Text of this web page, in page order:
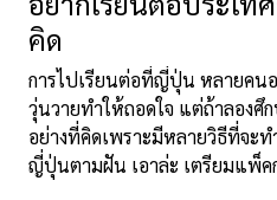
อาหาร
ความบันเทิง
คิด
การไปเรียนต่อที่ญี่ปุ่น หลายคน
วุ่นวายทำให้ถอดใจ แต่ถ้าลองศึ
อย่างที่คิดเพราะมีหลายวิธีที่จะ
ญี่ปุ่นตามฝัน เอาล่ะ เตรียมแพ็